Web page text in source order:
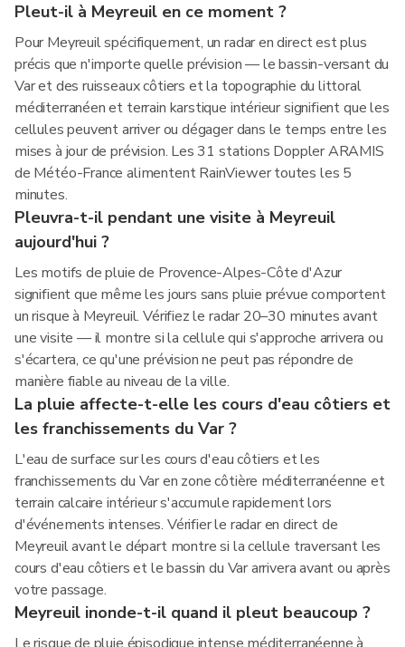
Pleut-il à Meyreuil en ce moment ?
Pour Meyreuil spécifiquement, un radar en direct est plus
précis que n'importe quelle prévision — le bassin-versant du
Var et des ruisseaux côtiers et la topographie du littoral
méditerranéen et terrain karstique intérieur signifient que les
cellules peuvent arriver ou dégager dans le temps entre les
mises à jour de prévision. Les 31 stations Doppler ARAMIS
de Météo-France alimentent RainViewer toutes les 5
minutes.
Pleuvra-t-il pendant une visite à Meyreuil
aujourd'hui ?
Les motifs de pluie de Provence-Alpes-Côte d'Azur
signifient que même les jours sans pluie prévue comportent
un risque à Meyreuil. Vérifiez le radar 20–30 minutes avant
une visite — il montre si la cellule qui s'approche arrivera ou
s'écartera, ce qu'une prévision ne peut pas répondre de
manière fiable au niveau de la ville.
La pluie affecte-t-elle les cours d'eau côtiers et
les franchissements du Var ?
L'eau de surface sur les cours d'eau côtiers et les
franchissements du Var en zone côtière méditerranéenne et
terrain calcaire intérieur s'accumule rapidement lors
d'événements intenses. Vérifier le radar en direct de
Meyreuil avant le départ montre si la cellule traversant les
cours d'eau côtiers et le bassin du Var arrivera avant ou après
votre passage.
Meyreuil inonde-t-il quand il pleut beaucoup ?